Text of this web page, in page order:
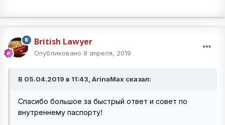
British Lawyer
Опубликовано 8 апреля, 2019
В 05.04.2019 в 11:43, ArinaMax сказал:
Спасибо большое за быстрый ответ и совет по
внутреннему паспорту!